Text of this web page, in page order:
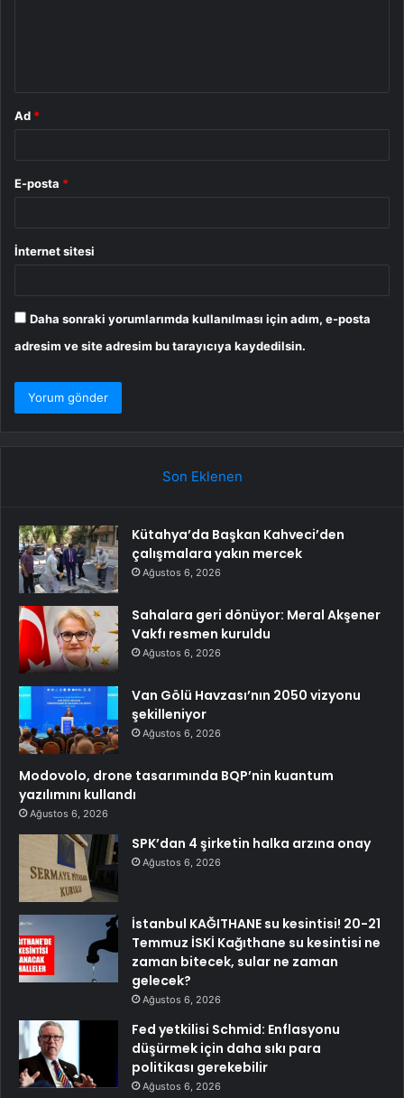
Ad *
E-posta *
İnternet sitesi
Daha sonraki yorumlarımda kullanılması için adım, e-posta
adresim ve site adresim bu tarayıcıya kaydedilsin.
Son Eklenen
Kütahya’da Başkan Kahveci’den
çalışmalara yakın mercek
Ağustos 6, 2026
Sahalara geri dönüyor: Meral Akşener
Vakfı resmen kuruldu
Ağustos 6, 2026
Van Gölü Havzası’nın 2050 vizyonu
şekilleniyor
Ağustos 6, 2026
Modovolo, drone tasarımında BQP’nin kuantum
yazılımını kullandı
Ağustos 6, 2026
SPK’dan 4 şirketin halka arzına onay
Ağustos 6, 2026
İstanbul KAĞITHANE su kesintisi! 20-21
Temmuz İSKİ Kağıthane su kesintisi ne
zaman bitecek, sular ne zaman
gelecek?
Ağustos 6, 2026
Fed yetkilisi Schmid: Enflasyonu
düşürmek için daha sıkı para
politikası gerekebilir
Ağustos 6, 2026